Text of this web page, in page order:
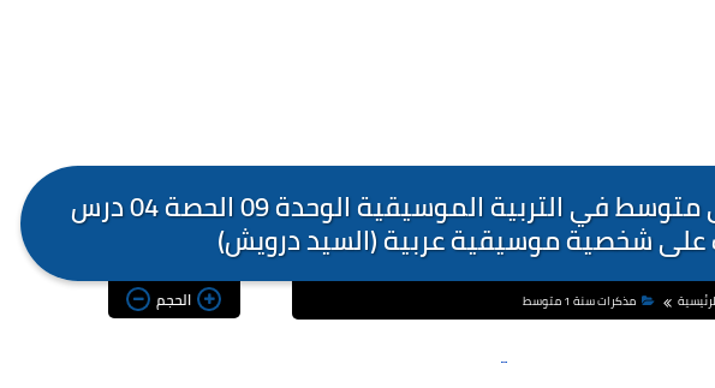
مذكرات السنة الاولى متوسط في التربية الموسيقية الوحدة 09 الحصة 04 درس
على شخصية موسيقية عربية (السيد درويش)
مذكرات سنة 1 متوسط الحجم